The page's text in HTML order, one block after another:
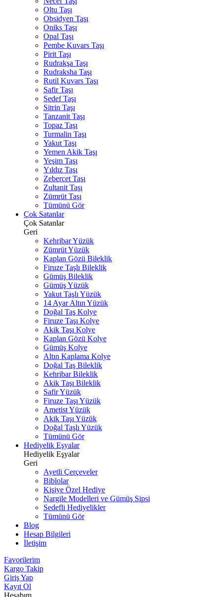
Oltu Taşı
Obsidyen Taşı
Oniks Taşı
Opal Taşı
Pembe Kuvars Taşı
Pirit Taşı
Rudrakşa Taşı
Rudraksha Taşı
Rutil Kuvars Taşı
Safir Taşı
Sedef Taşı
Sitrin Taşı
Tanzanit Taşı
Topaz Taşı
Turmalin Taşı
Yakut Taşı
Yemen Akik Taşı
Yeşim Taşı
Yıldız Taşı
Zebercet Taşı
Zultanit Taşı
Zümrüt Taşı
Tümünü Gör
Çok Satanlar
Çok Satanlar
Geri
Kehribar Yüzük
Zümrüt Yüzük
Kaplan Gözü Bileklik
Firuze Taşlı Bileklik
Gümüş Bileklik
Gümüş Yüzük
Yakut Taşlı Yüzük
14 Ayar Altın Yüzük
Doğal Taş Kolye
Firuze Taşı Kolye
Akik Taşı Kolye
Kaplan Gözü Kolye
Gümüş Kolye
Altın Kaplama Kolye
Doğal Taş Bileklik
Kehribar Bileklik
Akik Taşı Bileklik
Safir Yüzük
Firuze Taşı Yüzük
Ametist Yüzük
Akik Taşı Yüzük
Doğal Taşlı Yüzük
Tümünü Gör
Hediyelik Eşyalar
Hediyelik Eşyalar
Geri
Ayetli Çerçeveler
Biblolar
Kişiye Özel Hediye
Nargile Modelleri ve Gümüş Sipsi
Sedefli Hediyelikler
Tümünü Gör
Blog
Hesap Bilgileri
İletişim
Favorilerim
Kargo Takip
Giriş Yap
Kayıt Ol
Hesabım